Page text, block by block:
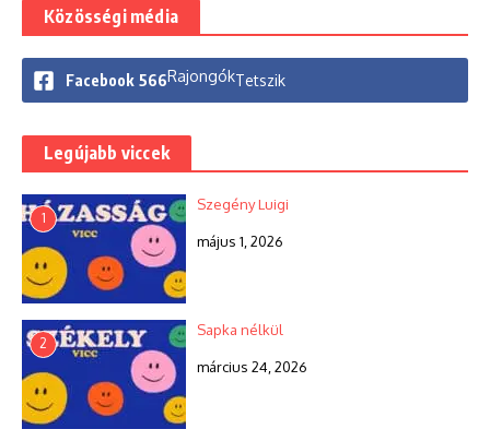
Közösségi média
Facebook 566RajongókTetszik
Legújabb viccek
1
Szegény Luigi
május 1, 2026
2
Sapka nélkül
március 24, 2026